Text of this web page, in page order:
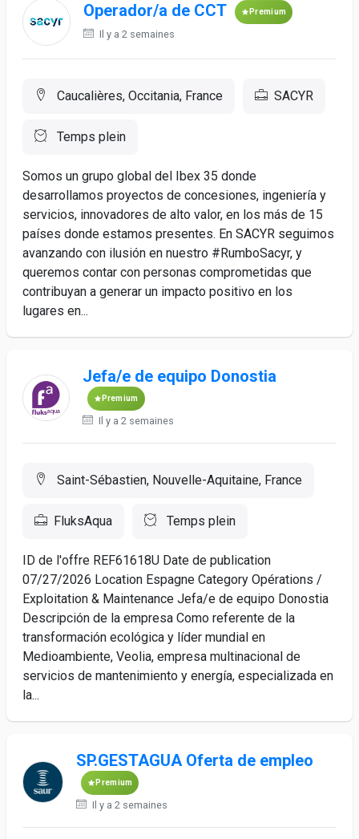
Operador/a de CCT Premium
Il y a 2 semaines
Caucalières, Occitania, France SACYR
Temps plein
Somos un grupo global del Ibex 35 donde
desarrollamos proyectos de concesiones, ingeniería y
servicios, innovadores de alto valor, en los más de 15
países donde estamos presentes. En SACYR seguimos
avanzando con ilusión en nuestro #RumboSacyr, y
queremos contar con personas comprometidas que
contribuyan a generar un impacto positivo en los
lugares en...
Jefa/e de equipo Donostia
Premium
Il y a 2 semaines
Saint-Sébastien, Nouvelle-Aquitaine, France
FluksAqua Temps plein
ID de l'offre REF61618U Date de publication
07/27/2026 Location Espagne Category Opérations /
Exploitation & Maintenance Jefa/e de equipo Donostia
Descripción de la empresa Como referente de la
transformación ecológica y líder mundial en
Medioambiente, Veolia, empresa multinacional de
servicios de mantenimiento y energía, especializada en
la...
SP.GESTAGUA Oferta de empleo
Premium
Il y a 2 semaines